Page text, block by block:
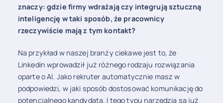
znaczy: gdzie firmy wdrażają czy integrują sztuczną
inteligencję w taki sposób, że pracownicy
rzeczywiście mają z tym kontakt?
Na przykład w naszej branży ciekawe jest to, że
Linkedin wprowadził już różnego rodzaju rozwiązania
oparte o AI. Jako rekruter automatycznie masz w
podpowiedzi, w jaki sposób dostosować komunikację do
potencjalnego kandydata. I tego typu narzędzia są już